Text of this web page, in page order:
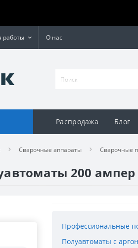
работы О нас
Распродажа Блог
Сварочные аппараты Сварочные
200 ампер
Профессиональные
Полуавтоматы с